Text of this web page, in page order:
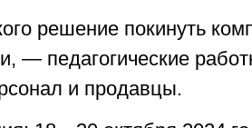
решение покинуть
— педагогические
и продавцы.